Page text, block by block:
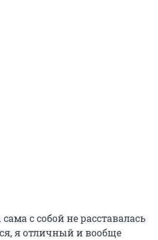
с собой не расставалась
я отличный и вообще